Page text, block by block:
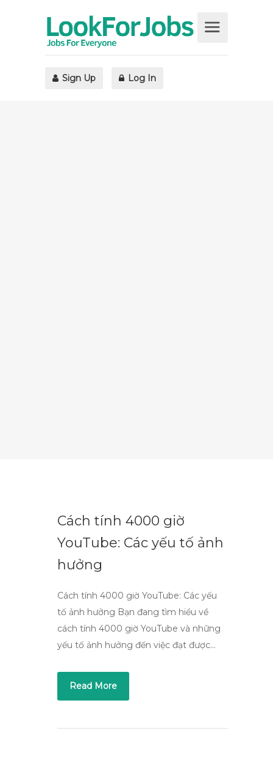
Sign Up Log In
Cách tính 4000 giờ
YouTube: Các yếu tố ảnh
hưởng
Cách tính 4000 giờ YouTube: Các yếu
tố ảnh hưởng Bạn đang tìm hiểu về
cách tính 4000 giờ YouTube và những
yếu tố ảnh hưởng đến việc đạt được…
Read More